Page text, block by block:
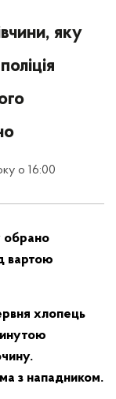
яку
о 16:00
обрано
вартою
хлопець
з нападником.